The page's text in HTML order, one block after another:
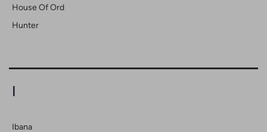
House Of Ord
Hunter
I
Ibana